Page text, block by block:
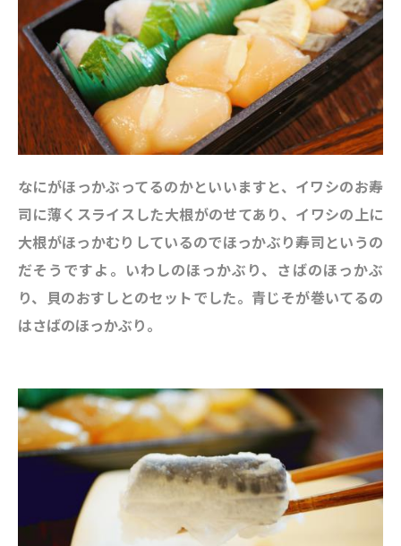
なにがほっかぶってるのかといいますと、イワシのお寿
司に薄くスライスした大根がのせてあり、イワシの上に
大根がほっかむりしているのでほっかぶり寿司というの
だそうですよ。いわしのほっかぶり、さばのほっかぶ
り、貝のおすしとのセットでした。青じそが巻いてるの
はさばのほっかぶり。